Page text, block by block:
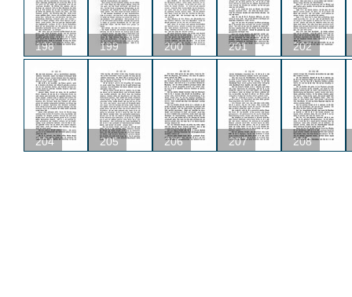
198 199 200 201 202
204 205 206 207 208